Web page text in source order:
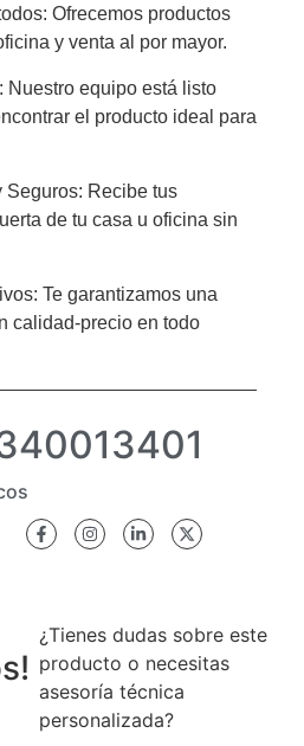
¿Tienes dudas sobre este
producto o necesitas
asesoría técnica
personalizada?
Ofrecemos productos
y venta al por mayor.
Nuestro equipo está listo
el producto ideal para
Seguros: Recibe tus
de tu casa u oficina sin
Te garantizamos una
calidad-precio en todo